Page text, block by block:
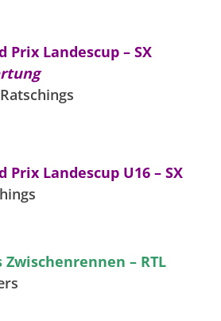
Prix Landescup – SX
Prix Landescup U16 – SX
– RTL